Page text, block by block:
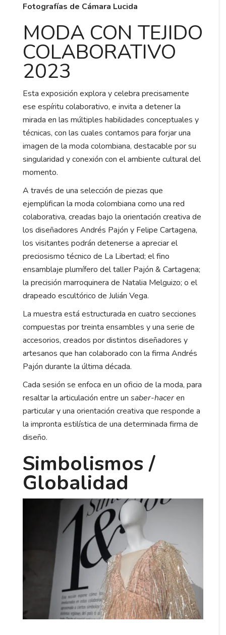
Fotografías de Cámara Lucida
MODA CON TEJIDO
COLABORATIVO
2023
Esta exposición explora y celebra precisamente
ese espíritu colaborativo, e invita a detener la
mirada en las múltiples habilidades conceptuales y
técnicas, con las cuales contamos para forjar una
imagen de la moda colombiana, destacable por su
singularidad y conexión con el ambiente cultural del
momento.
A través de una selección de piezas que
ejemplifican la moda colombiana como una red
colaborativa, creadas bajo la orientación creativa de
los diseñadores Andrés Pajón y Felipe Cartagena,
los visitantes podrán detenerse a apreciar el
preciosismo técnico de La Libertad; el fino
ensamblaje plumífero del taller Pajón & Cartagena;
la precisión marroquinera de Natalia Melguizo; o el
drapeado escultórico de Julián Vega.
La muestra está estructurada en cuatro secciones
compuestas por treinta ensambles y una serie de
accesorios, creados por distintos diseñadores y
artesanos que han colaborado con la firma Andrés
Pajón durante la última década.
Cada sesión se enfoca en un oficio de la moda, para
resaltar la articulación entre un saber-haceren
particular y una orientación creativa que responde a
la impronta estilística de una determinada firma de
diseño.
Simbolismos /
Globalidad